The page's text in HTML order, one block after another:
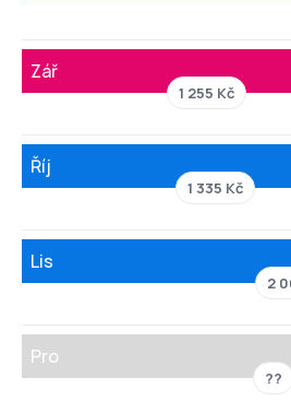
Zář
1 255 Kč
Říj
1 335 Kč
Lis
2
Pro
??